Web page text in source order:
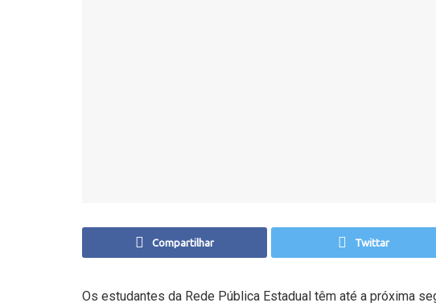
Compartilhar Twittar
Os estudantes da Rede Pública Estadual têm até a próxima